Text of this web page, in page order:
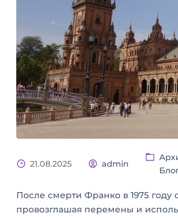
21.08.2025 admin
После смерти Франко в 1975 году
провозглашая перемены и